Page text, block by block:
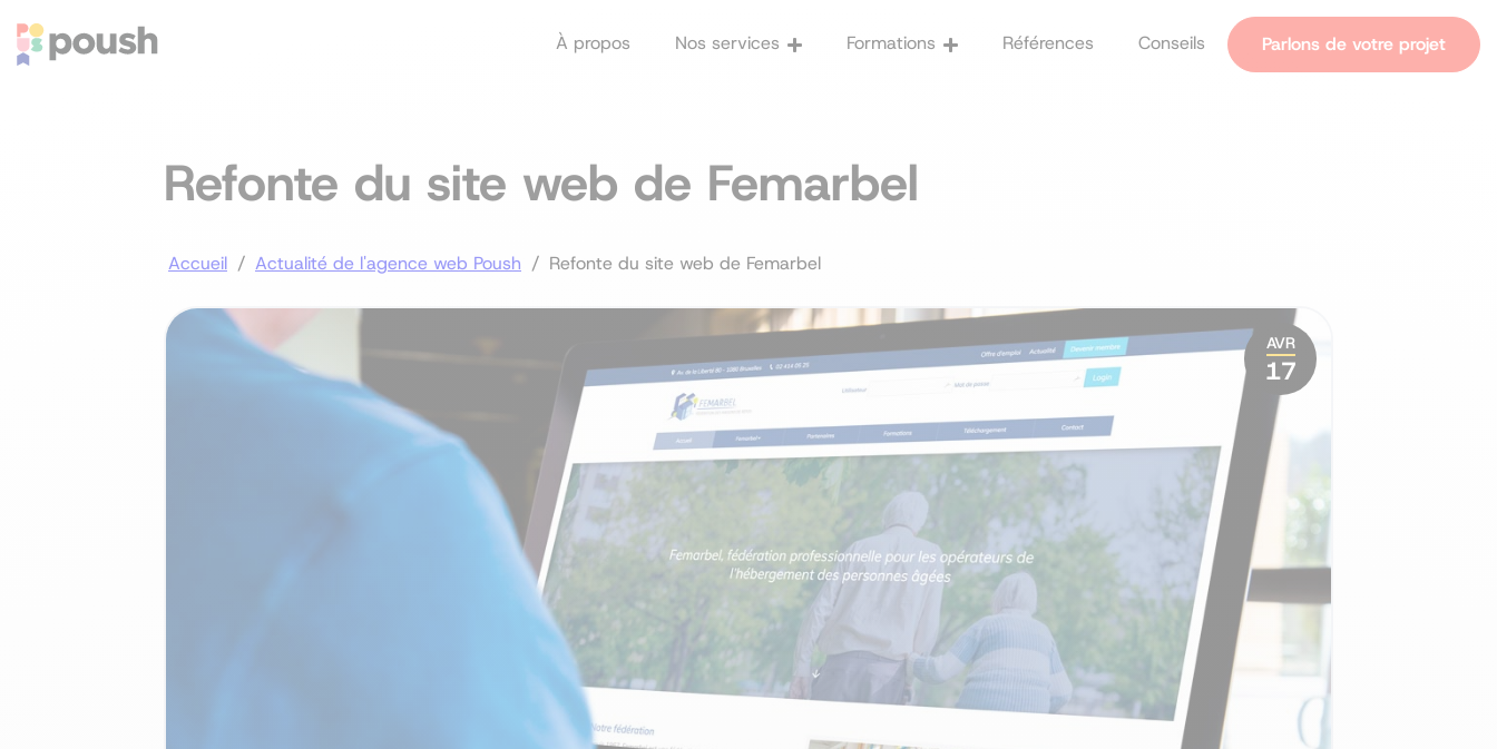
À propos Nos services
Audit
Copywriting
Réseaux sociaux
Monétisation
Web analytics
Pénalités Google
E-reputation
Netlinking
Découvrez ce service
Formations
Optimisez la gestion de vos réseaux
sociaux avec l'IA
Découvrez nos formations
Références Conseils Parlons de votre projet
Refonte du site web de Femarbel
Accueil / Actualité de l'agence web Poush / Refonte du site web de Femarbel
AVR
17